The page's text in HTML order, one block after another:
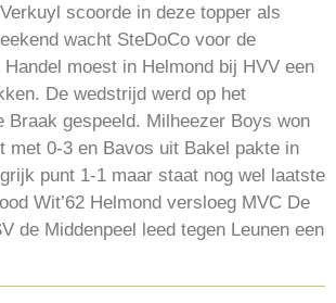
scoorde in deze topper als
wacht SteDoCo voor de
Handel moest in Helmond bij HVV een
De wedstrijd werd op het
Braak gespeeld. Milheezer Boys won
met 0-3 en Bavos uit Bakel pakte in
punt 1-1 maar staat nog wel laatste
Wit’62 Helmond versloeg MVC De
de Middenpeel leed tegen Leunen een